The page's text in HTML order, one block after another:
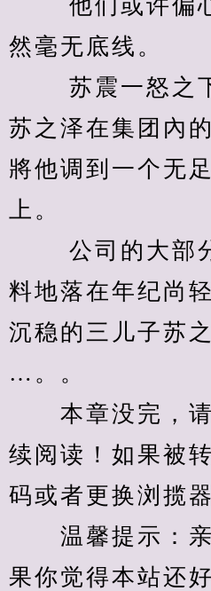
他们或许偏心
然毫无底线。
苏震一怒之下
苏之泽在集团內
將他调到一个无
上。
公司的大部分
料地落在年纪尚
沉稳的三儿子苏
…。。
本章没完，请
续阅读！如果被
码或者更换浏揽
温馨提示：亲
果你觉得本站还